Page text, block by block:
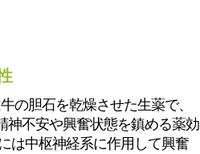
の胆石を乾燥させた生薬で、
神不安や興奮状態を鎮める薬効
は中枢神経系に作用して興奮